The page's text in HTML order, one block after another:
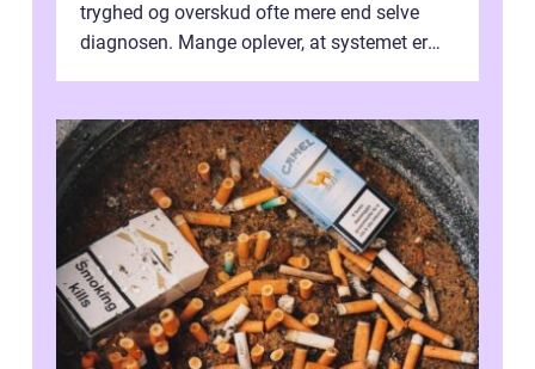
tryghed og overskud ofte mere end selve
diagnosen. Mange oplever, at systemet er